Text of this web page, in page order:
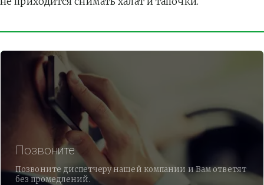
Позвоните
Позвоните диспетчеру нашей компании и Вам ответят
без промедлений.